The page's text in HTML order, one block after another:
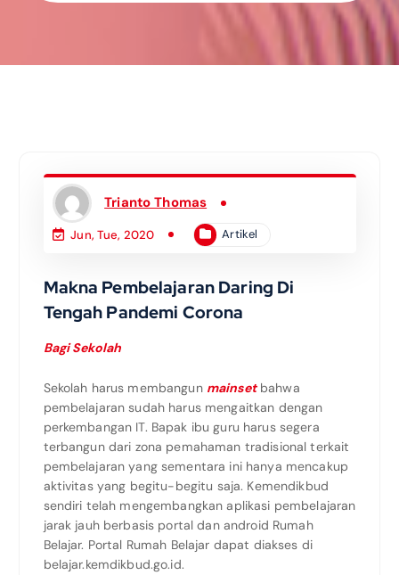
Trianto Thomas
Jun, Tue, 2020 Artikel
Makna Pembelajaran Daring Di
Tengah Pandemi Corona
Bagi Sekolah
Sekolah harus membangun mainsetbahwa
pembelajaran sudah harus mengaitkan dengan
perkembangan IT. Bapak ibu guru harus segera
terbangun dari zona pemahaman tradisional terkait
pembelajaran yang sementara ini hanya mencakup
aktivitas yang begitu-begitu saja. Kemendikbud
sendiri telah mengembangkan aplikasi pembelajaran
jarak jauh berbasis portal dan android Rumah
Belajar. Portal Rumah Belajar dapat diakses di
belajar.kemdikbud.go.id.